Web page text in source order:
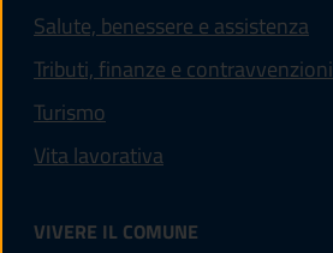
Salute, benessere e assistenza
Tributi, finanze e contravvenzioni
Turismo
Vita lavorativa
VIVERE IL COMUNE